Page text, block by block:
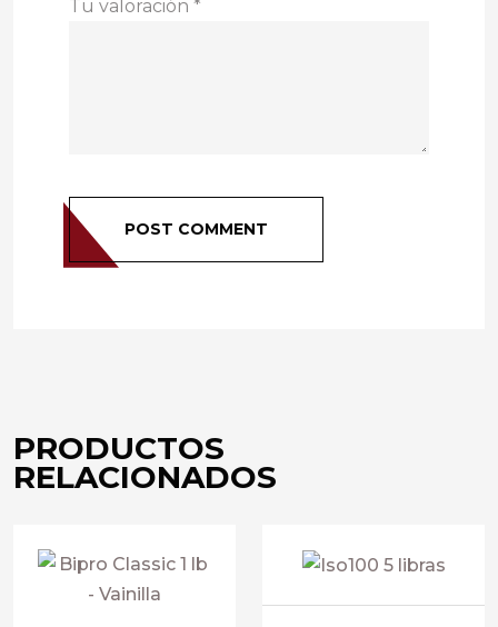
Tu valoración *
POST COMMENT
PRODUCTOS
RELACIONADOS